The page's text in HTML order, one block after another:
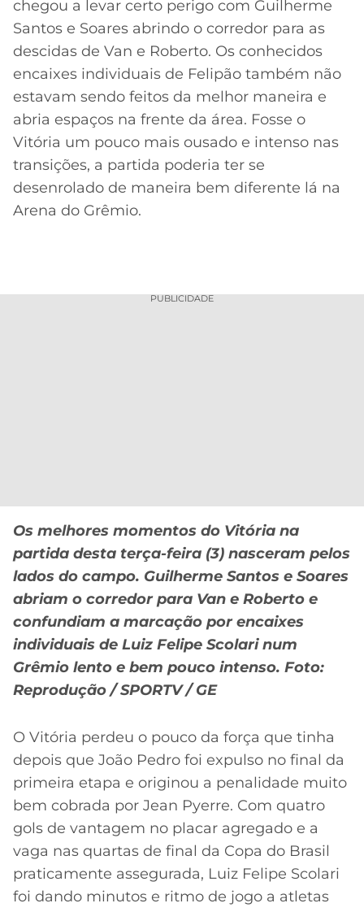
chegou a levar certo perigo com Guilherme
Santos e Soares abrindo o corredor para as
descidas de Van e Roberto. Os conhecidos
encaixes individuais de Felipão também não
estavam sendo feitos da melhor maneira e
abria espaços na frente da área. Fosse o
Vitória um pouco mais ousado e intenso nas
transições, a partida poderia ter se
desenrolado de maneira bem diferente lá na
Arena do Grêmio.
PUBLICIDADE
Os melhores momentos do Vitória na
partida desta terça-feira (3) nasceram pelos
lados do campo. Guilherme Santos e Soares
abriam o corredor para Van e Roberto e
confundiam a marcação por encaixes
individuais de Luiz Felipe Scolari num
Grêmio lento e bem pouco intenso. Foto:
Reprodução / SPORTV / GE
O Vitória perdeu o pouco da força que tinha
depois que João Pedro foi expulso no final da
primeira etapa e originou a penalidade muito
bem cobrada por Jean Pyerre. Com quatro
gols de vantagem no placar agregado e a
vaga nas quartas de final da Copa do Brasil
praticamente assegurada, Luiz Felipe Scolari
foi dando minutos e ritmo de jogo a atletas